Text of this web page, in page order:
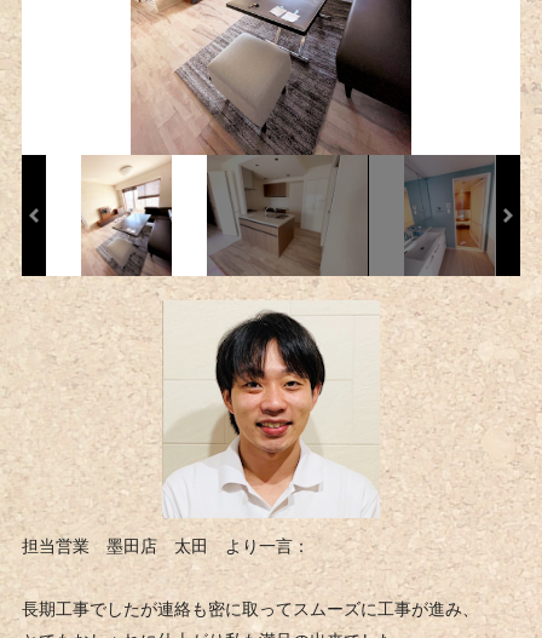
担当営業 墨田店 太田 より一言：
長期工事でしたが連絡も密に取ってスムーズに工事が進み、